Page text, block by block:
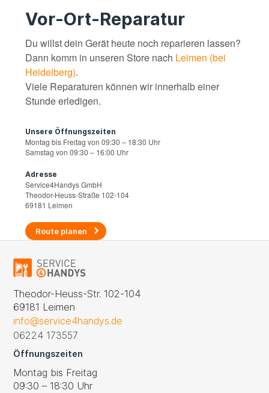
Vor-Ort-Reparatur
Du willst dein Gerät heute noch reparieren lassen?
Dann komm in unseren Store nach Leimen (bei
Heidelberg).
Viele Reparaturen können wir innerhalb einer
Stunde erledigen.
Unsere Öffnungszeiten
Montag bis Freitag von 09:30 – 18:30 Uhr
Samstag von 09:30 – 16:00 Uhr
Adresse
Service4Handys GmbH
Theodor-Heuss-Straße 102-104
69181 Leimen
Route planen
Theodor-Heuss-Str. 102-104
69181 Leimen
info@service4handys.de
06224 173557
Öffnungszeiten
Montag bis Freitag
09:30 – 18:30 Uhr